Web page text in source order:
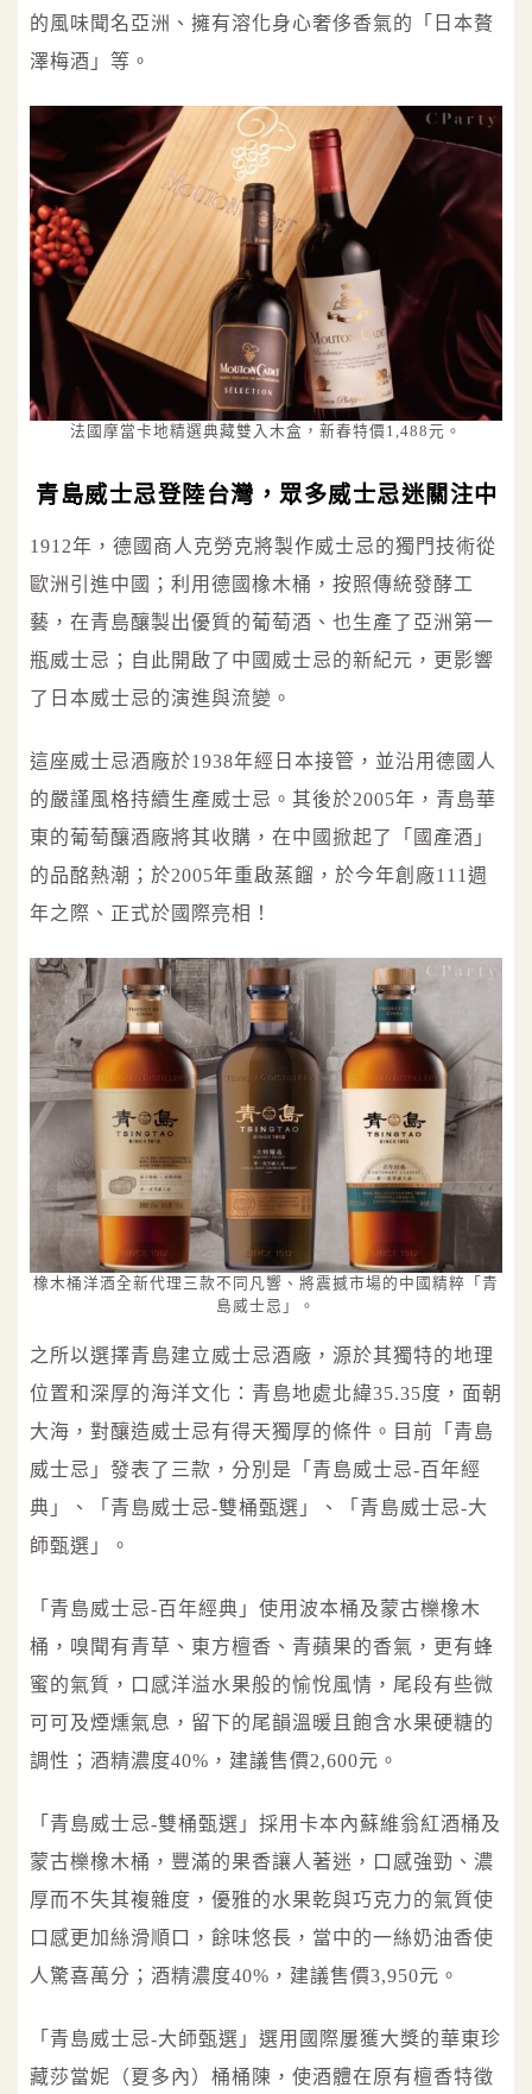
的風味聞名亞洲、擁有溶化身心奢侈香氣的「日本贅
澤梅酒」等。
法國摩當卡地精選典藏雙入木盒，新春特價1,488元。
青島威士忌登陸台灣，眾多威士忌迷關注中
1912年，德國商人克勞克將製作威士忌的獨門技術從
歐洲引進中國；利用德國橡木桶，按照傳統發酵工
藝，在青島釀製出優質的葡萄酒、也生產了亞洲第一
瓶威士忌；自此開啟了中國威士忌的新紀元，更影響
了日本威士忌的演進與流變。
這座威士忌酒廠於1938年經日本接管，並沿用德國人
的嚴謹風格持續生產威士忌。其後於2005年，青島華
東的葡萄釀酒廠將其收購，在中國掀起了「國產酒」
的品酩熱潮；於2005年重啟蒸餾，於今年創廠111週
年之際、正式於國際亮相！
橡木桶洋酒全新代理三款不同凡響、將震撼市場的中國精粹「青
島威士忌」。
之所以選擇青島建立威士忌酒廠，源於其獨特的地理
位置和深厚的海洋文化：青島地處北緯35.35度，面朝
大海，對釀造威士忌有得天獨厚的條件。目前「青島
威士忌」發表了三款，分別是「青島威士忌-百年經
典」、「青島威士忌-雙桶甄選」、「青島威士忌-大
師甄選」。
「青島威士忌-百年經典」使用波本桶及蒙古櫟橡木
桶，嗅聞有青草、東方檀香、青蘋果的香氣，更有蜂
蜜的氣質，口感洋溢水果般的愉悅風情，尾段有些微
可可及煙燻氣息，留下的尾韻溫暖且飽含水果硬糖的
調性；酒精濃度40%，建議售價2,600元。
「青島威士忌-雙桶甄選」採用卡本內蘇維翁紅酒桶及
蒙古櫟橡木桶，豐滿的果香讓人著迷，口感強勁、濃
厚而不失其複雜度，優雅的水果乾與巧克力的氣質使
口感更加絲滑順口，餘味悠長，當中的一絲奶油香使
人驚喜萬分；酒精濃度40%，建議售價3,950元。
「青島威士忌-大師甄選」選用國際屢獲大獎的華東珍
藏莎當妮（夏多內）桶桶陳，使酒體在原有檀香特徵